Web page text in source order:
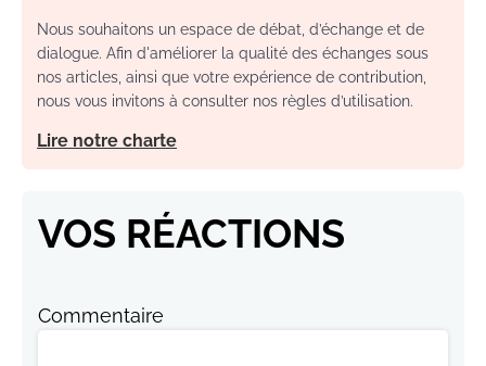
Nous souhaitons un espace de débat, d’échange et de
dialogue. Afin d'améliorer la qualité des échanges sous
nos articles, ainsi que votre expérience de contribution,
nous vous invitons à consulter nos règles d’utilisation.
Lire notre charte
VOS RÉACTIONS
Commentaire